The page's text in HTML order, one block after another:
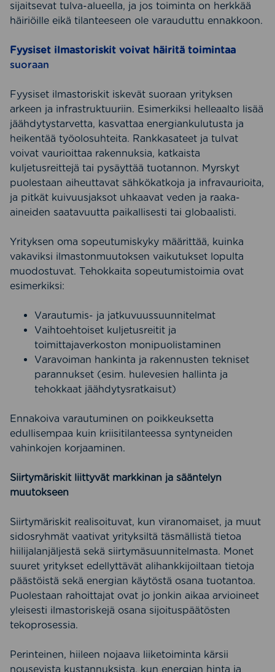
sijaitsevat tulva-alueella, ja jos toiminta on herkkää
häiriöille eikä tilanteeseen ole varauduttu ennakkoon.
Fyysiset ilmastoriskit voivat häiritä toimintaa
suoraan
Fyysiset ilmastoriskit iskevät suoraan yrityksen
arkeen ja infrastruktuuriin. Esimerkiksi helleaalto lisää
jäähdytystarvetta, kasvattaa energiankulutusta ja
heikentää työolosuhteita. Rankkasateet ja tulvat
voivat vaurioittaa rakennuksia, katkaista
kuljetusreittejä tai pysäyttää tuotannon. Myrskyt
puolestaan aiheuttavat sähkökatkoja ja infravaurioita,
ja pitkät kuivuusjaksot uhkaavat veden ja raaka-
aineiden saatavuutta paikallisesti tai globaalisti.
Yrityksen oma sopeutumiskyky määrittää, kuinka
vakaviksi ilmastonmuutoksen vaikutukset lopulta
muodostuvat. Tehokkaita sopeutumistoimia ovat
esimerkiksi:
Varautumis- ja jatkuvuussuunnitelmat
Vaihtoehtoiset kuljetusreitit ja
toimittajaverkoston monipuolistaminen
Varavoiman hankinta ja rakennusten tekniset
parannukset (esim. hulevesien hallinta ja
tehokkaat jäähdytysratkaisut)
Ennakoiva varautuminen on poikkeuksetta
edullisempaa kuin kriisitilanteessa syntyneiden
vahinkojen korjaaminen.
Siirtymäriskit liittyvät markkinan ja sääntelyn
muutokseen
Siirtymäriskit realisoituvat, kun viranomaiset, ja muut
sidosryhmät vaativat yrityksiltä täsmällistä tietoa
hiilijalanjäljestä sekä siirtymäsuunnitelmasta. Monet
suuret yritykset edellyttävät alihankkijoiltaan tietoja
päästöistä sekä energian käytöstä osana tuotantoa.
Puolestaan rahoittajat ovat jo jonkin aikaa arvioineet
yleisesti ilmastoriskejä osana sijoituspäätösten
tekoprosessia.
Perinteinen, hiileen nojaava liiketoiminta kärsii
nousevista kustannuksista, kun energian hinta ja